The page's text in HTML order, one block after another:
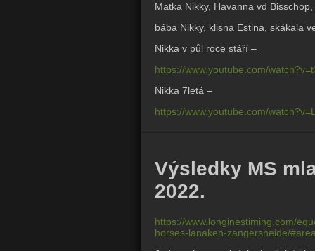
Matka Nikky, Havanna vd
bába Nikky, klisna Estina, skákala
Nikka v půl roce stáří –
https://www.youtube.com/
Nikka 7letá –
https://www.youtube.com/
Výsledky MS
2022.
https://www.longinestiming.com/
horses-lanaken-zangersheide/